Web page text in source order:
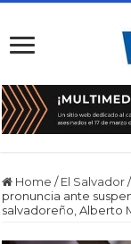
Home / El Salvador /
pronuncia ante
salvadoreño, Alberto